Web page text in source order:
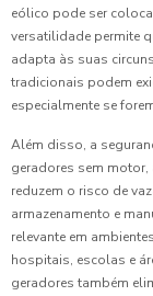
eólico pode ser
versatilidade permite
adapta às suas
tradicionais podem
especialmente se
Além disso, a
geradores sem
reduzem o risco de
armazenamento e
relevante em
hospitais, escolas e
geradores também